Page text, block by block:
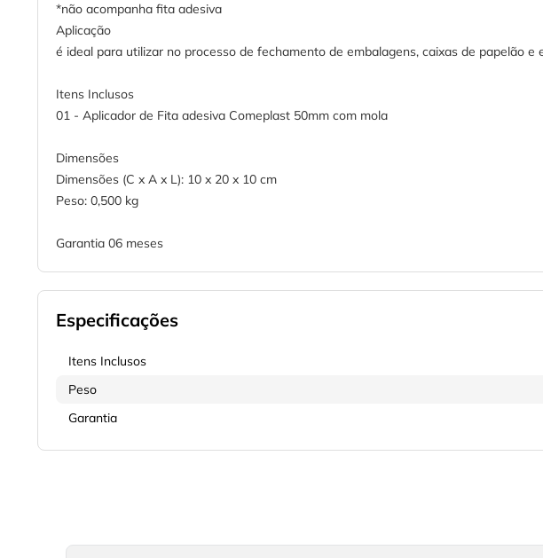
*não acompanha fita adesiva
Aplicação
é ideal para utilizar no processo de fechamento de embalagens, caixas de papelão e
Itens Inclusos
01 - Aplicador de Fita adesiva Comeplast 50mm com mola
Dimensões
Dimensões (C x A x L): 10 x 20 x 10 cm
Peso: 0,500 kg
Garantia 06 meses
Especificações
Itens Inclusos
Peso
Garantia